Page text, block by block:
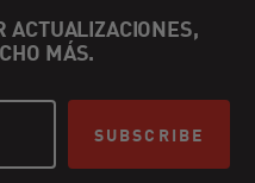
ACTUALIZACIONES,
MÁS.
SUBSCRIBE